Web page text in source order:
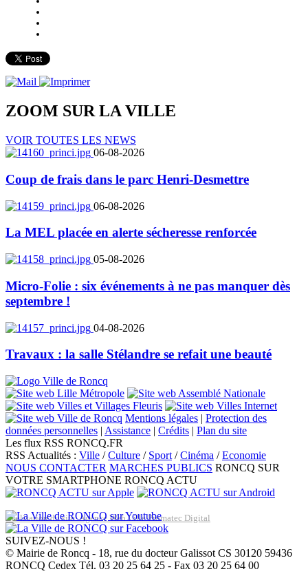
ZOOM SUR LAVILLE
VOIR TOUTES LES NEWS
06-08-2026
Coup de frais dans le parc Henri-Desmettre
06-08-2026
La MEL placée en alerte sécheresse renforcée
05-08-2026
Micro-Folie : six événements à ne pas manquer dès
septembre !
04-08-2026
Travaux : la salle Stélandre se refait une beauté
Mentions légales | Protection des
données personnelles | Assistance | Crédits | Plan du site
Les flux RSS RONCQ.FR
RSS Actualités : Ville /Culture / Sport /Cinéma /Economie
NOUS CONTACTER MARCHES PUBLICS RONCQ SUR
VOTRE SMARTPHONE RONCQ ACTU
Réalisation du site: Agence Web Lille Promatec Digital
SUIVEZ-NOUS !
© Mairie de Roncq - 18, rue du docteur Galissot CS 30120 59436
RONCQ Cedex Tél. 03 20 25 64 25 - Fax 03 20 25 64 00